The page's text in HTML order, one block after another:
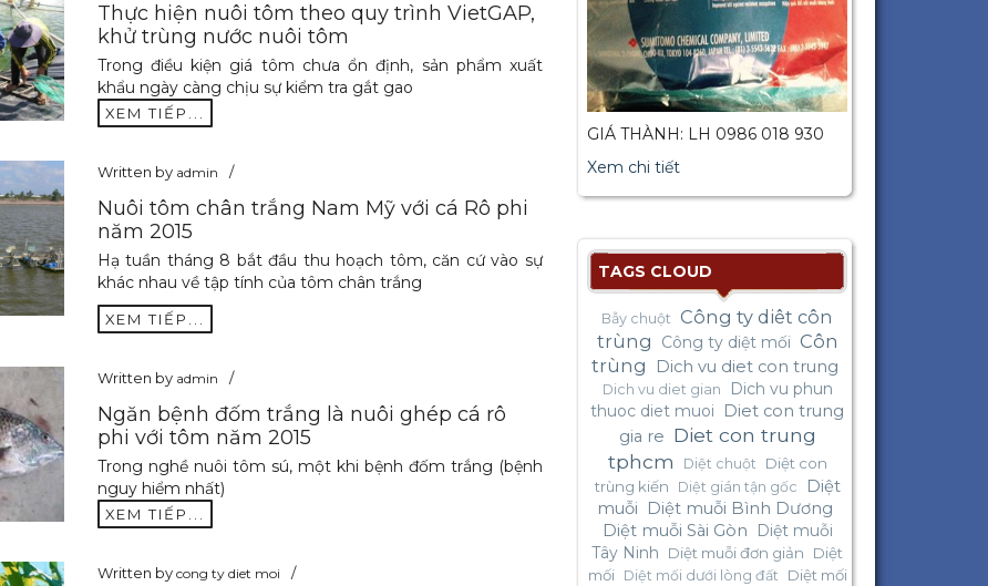
Thực hiện nuôi tôm theo quy trình VietGAP,
khử trùng nước nuôi tôm
Trong điều kiện giá tôm chưa ổn định, sản phẩm xuất
khẩu ngày càng chịu sự kiểm tra gắt gao
XEM TIẾP...
Written by admin
Nuôi tôm chân trắng Nam Mỹ với cá Rô phi
năm 2015
Hạ tuần tháng 8 bắt đầu thu hoạch tôm, căn cứ vào sự
khác nhau về tập tính của tôm chân trắng
XEM TIẾP...
Written by admin
Ngăn bệnh đốm trắng là nuôi ghép cá rô
phi với tôm năm 2015
Trong nghề nuôi tôm sú, một khi bệnh đốm trắng (bệnh
nguy hiểm nhất)
XEM TIẾP...
Written by cong ty diet moi
GIÁ THÀNH: LH 0986 018 930
Xem chi tiết
TAGS CLOUD
Bẫy chuột
Công ty diêt côn
trùng
Công ty diệt mối Côn
trùng
Dich vu diet con trung
Dich vu diet gian
Dich vu phun
thuoc diet muoi
Diet con trung
gia re Diet con trung
tphcm
Diệt chuột
Diệt con
trùng kiến
Diệt gián tận gốc
Diệt
muỗi
Diệt muỗi Bình Dương
Diệt muỗi Sài Gòn
Diệt muỗi
Tây Ninh
Diệt muỗi đơn giản
Diệt
mối
Diệt mối dưới lòng đất
Diệt mối